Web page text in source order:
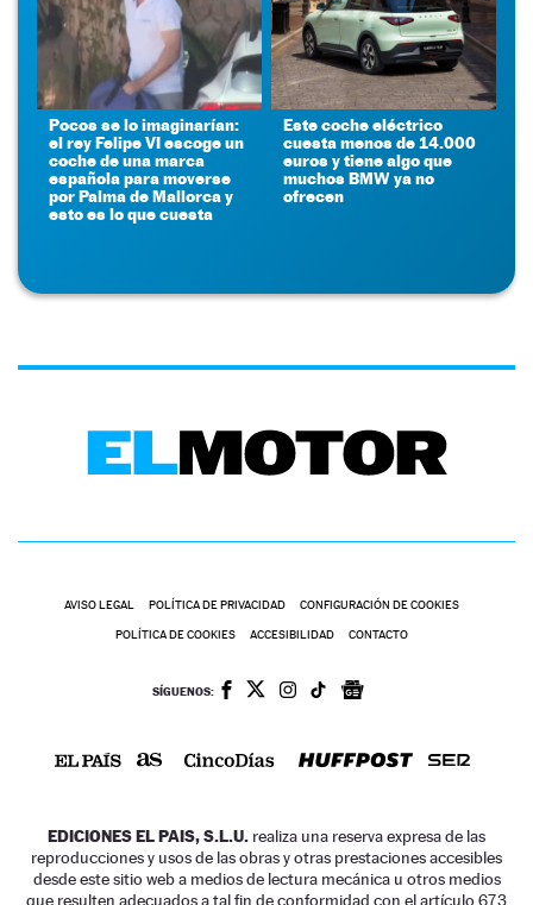
Pocos se lo imaginarían:
el rey Felipe VI escoge un
coche de una marca
española para moverse
por Palma de Mallorca y
esto es lo que cuesta
Este coche eléctrico
cuesta menos de 14.000
euros y tiene algo que
muchos BMW ya no
ofrecen
AVISO LEGAL POLÍTICA DE PRIVACIDAD CONFIGURACIÓN DE COOKIES
POLÍTICA DE COOKIES ACCESIBILIDAD CONTACTO
SÍGUENOS:
EDICIONES EL PAIS, S.L.U. realiza una reserva expresa de las
reproducciones y usos de las obras y otras prestaciones accesibles
desde este sitio web a medios de lectura mecánica u otros medios
que resulten adecuados a tal fin de conformidad con el artículo 67.3